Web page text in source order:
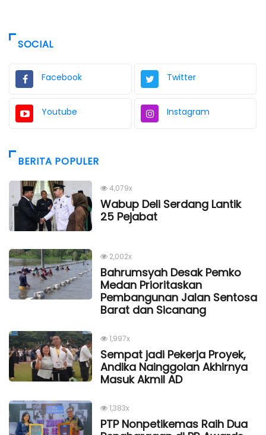
SOCIAL
Facebook Twitter
Youtube Instagram
BERITA POPULER
4,079x
Wabup Deli Serdang Lantik
25 Pejabat
2,002x
Bahrumsyah Desak Pemko
Medan Prioritaskan
Pembangunan Jalan Sentosa
Barat dan Sicanang
1,997x
Sempat jadi Pekerja Proyek,
Andika Nainggolan Akhirnya
Masuk Akmil AD
1,383x
PTP Nonpetikemas Raih Dua